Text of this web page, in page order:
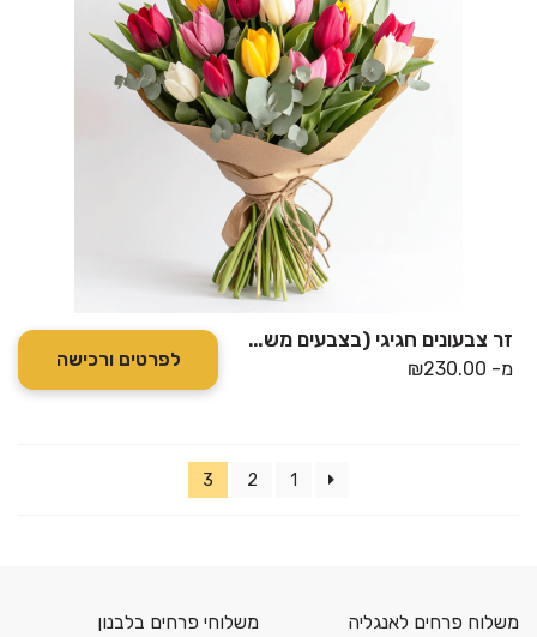
זר צבעונים חגיגי (בצבעים משתנים לפי מלאי)
מ- ₪230.00 לפרטים ורכישה
1
2
3
משלוח פרחים לאנגליה
משלוחי פרחים בלבנון